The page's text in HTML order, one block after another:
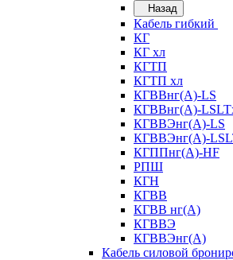
Назад
Кабель гибкий
КГ
КГ хл
КГТП
КГТП хл
КГВВнг(А)-LS
КГВВнг(А)-
КГВВЭнг(А)-LS
КГВВЭнг(А)-
КГППнг(А)-HF
РПШ
КГН
КГВВ
КГВВ нг(А)
КГВВЭ
КГВВЭнг(А)
Кабель силовой